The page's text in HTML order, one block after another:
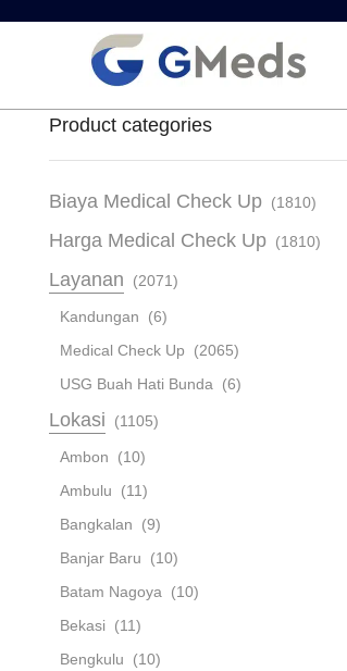
Product categories
Biaya Medical Check Up (1810)
Harga Medical Check Up (1810)
Layanan (2071)
Kandungan
(6)
Medical Check Up
(2065)
USG Buah Hati Bunda
(6)
Lokasi (1105)
Ambon
(10)
Ambulu
(11)
Bangkalan
(9)
Banjar Baru
(10)
Batam Nagoya
(10)
Bekasi
(11)
Bengkulu
(10)